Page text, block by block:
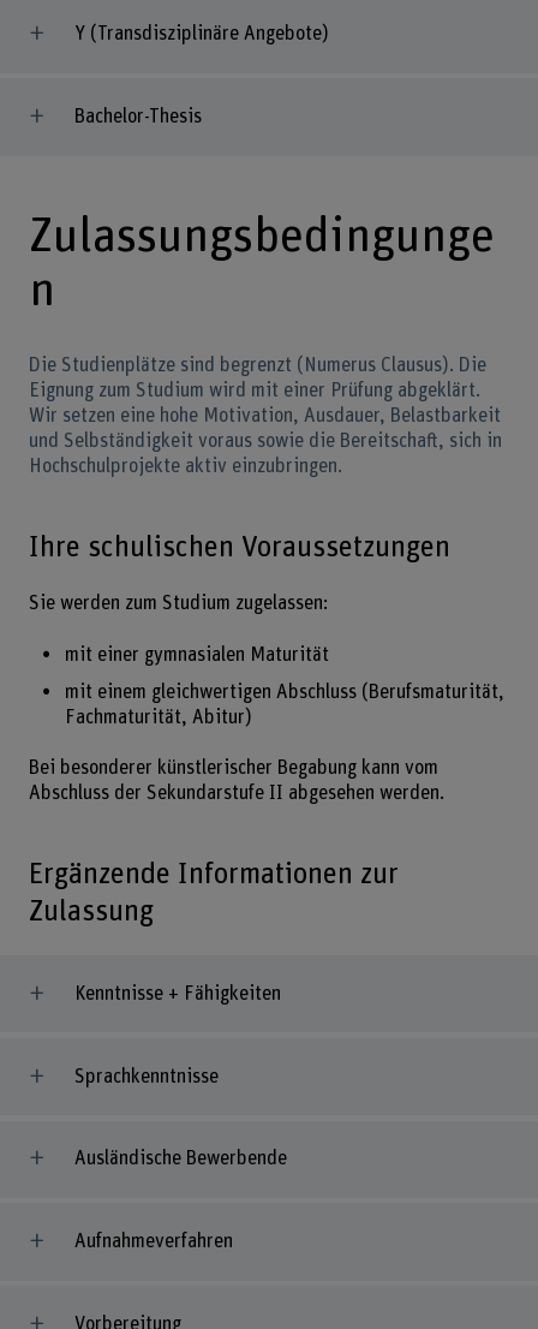
Y (Transdisziplinäre Angebote)
Bachelor-Thesis
Zulassungsbedingunge
n
Die Studienplätze sind begrenzt (Numerus Clausus). Die
Eignung zum Studium wird mit einer Prüfung abgeklärt.
Wir setzen eine hohe Motivation, Ausdauer, Belastbarkeit
und Selbständigkeit voraus sowie die Bereitschaft, sich in
Hochschulprojekte aktiv einzubringen.
Ihre schulischen Voraussetzungen
Sie werden zum Studium zugelassen:
mit einer gymnasialen Maturität
mit einem gleichwertigen Abschluss (Berufsmaturität,
Fachmaturität, Abitur)
Bei besonderer künstlerischer Begabung kann vom
Abschluss der Sekundarstufe II abgesehen werden.
Ergänzende Informationen zur
Zulassung
Kenntnisse + Fähigkeiten
Sprachkenntnisse
Ausländische Bewerbende
Aufnahmeverfahren
Vorbereitung